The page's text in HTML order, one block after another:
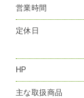
営業時間
定休日
HP
主な取扱商品